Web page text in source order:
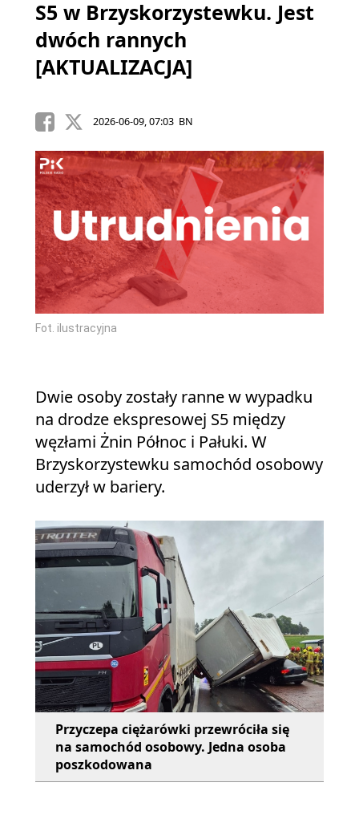
S5 w Brzyskorzystewku. Jest
dwóch rannych
[AKTUALIZACJA]
2026-06-09, 07:03 BN
Fot. ilustracyjna
Dwie osoby zostały ranne w wypadku
na drodze ekspresowej S5 między
węzłami Żnin Północ i Pałuki. W
Brzyskorzystewku samochód osobowy
uderzył w bariery.
Przyczepa ciężarówki przewróciła się
na samochód osobowy. Jedna osoba
poszkodowana